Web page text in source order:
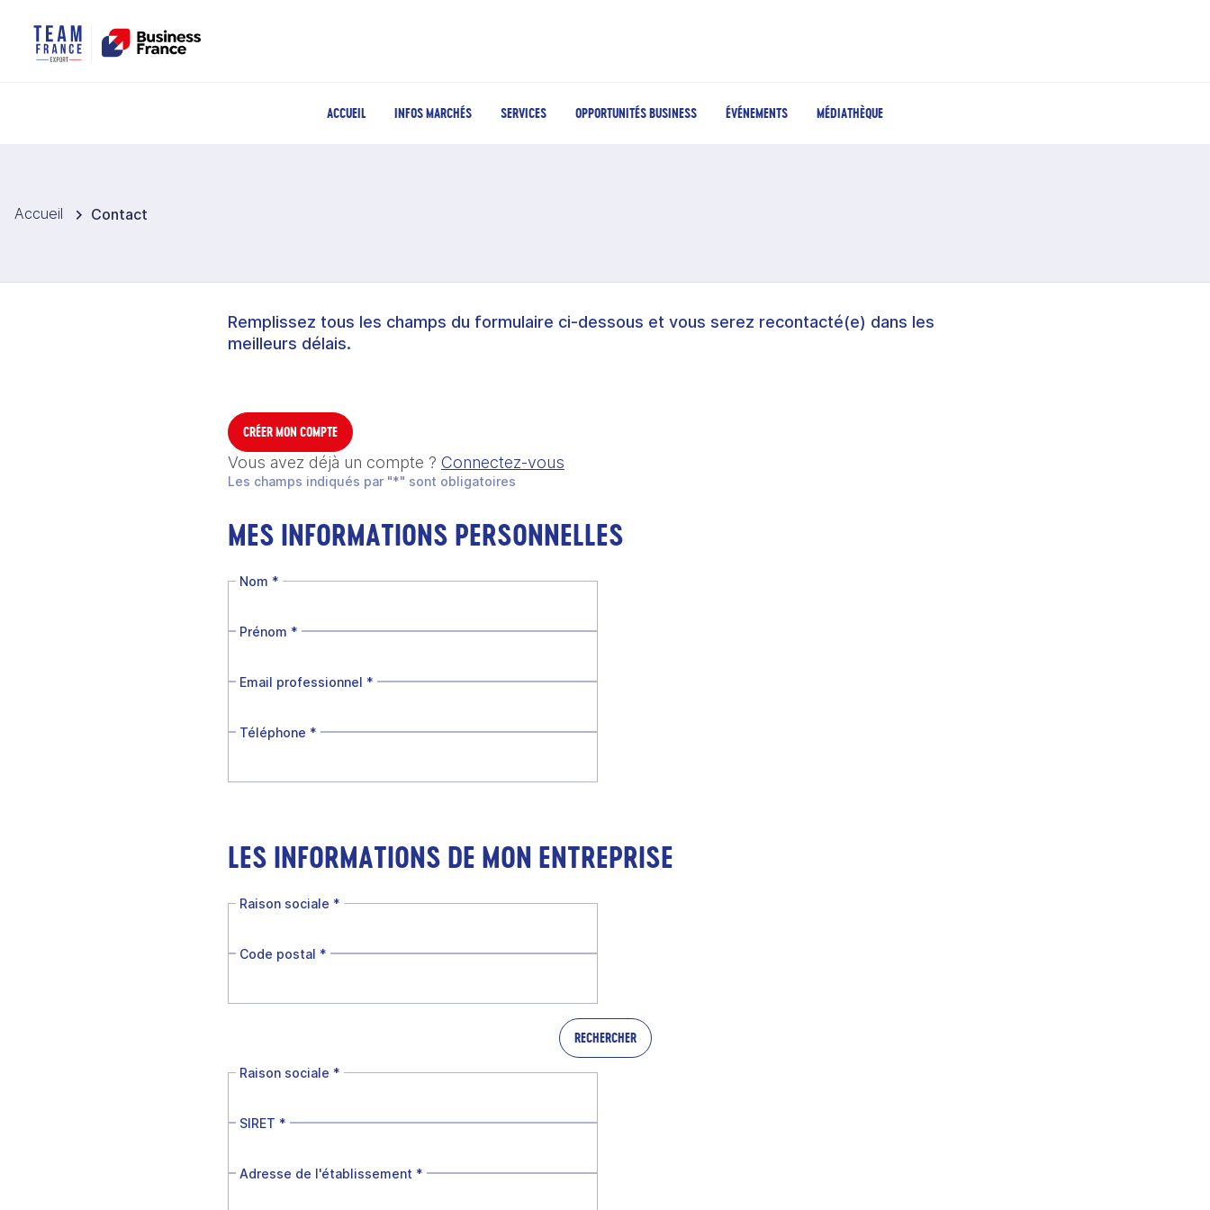
ACCUEIL INFOS MARCHÉS SERVICES OPPORTUNITÉS BUSINESS ÉVÉNEMENTS MÉDIATHÈQUE
Accueil Contact
Remplissez tous les champs du formulaire ci-dessous et vous serez recontacté(e) dans les
meilleurs délais.
CRÉER MON COMPTE
Vous avez déjà un compte ? Connectez-vous
Les champs indiqués par "*" sont obligatoires
MES INFORMATIONS PERSONNELLES
Nom *
Prénom *
Email professionnel *
Téléphone *
LES INFORMATIONS DE MON ENTREPRISE
Raison sociale *
Code postal *
RECHERCHER
Raison sociale *
SIRET *
Adresse de l'établissement *